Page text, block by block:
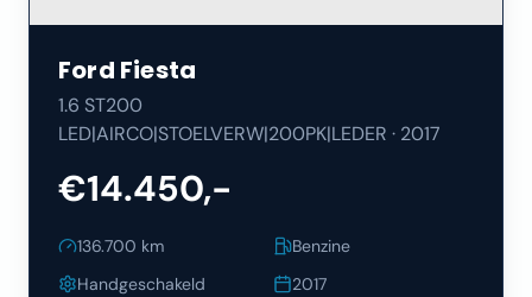
Ford Fiesta
1.6 ST200
LED|AIRCO|STOELVERW|200PK|LEDER · 2017
€14.450,-
136.700 km
Benzine
Handgeschakeld
2017